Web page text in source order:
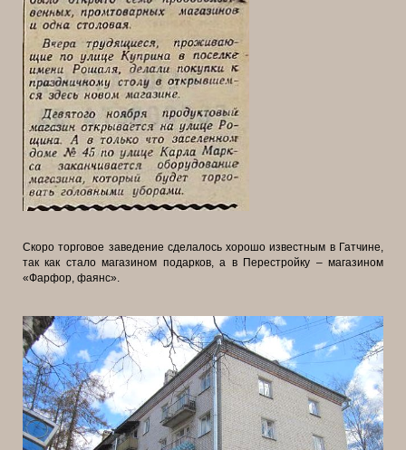
Скоро торговое заведение сделалось хорошо известным в Гатчине,
так как стало магазином подарков, а в Перестройку – магазином
«Фарфор, фаянс».